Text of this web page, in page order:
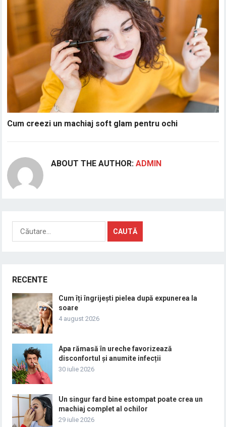
Cum creezi un machiaj soft glam pentru ochi
ABOUT THE AUTHOR:ADMIN
Caută
după:
RECENTE
Cum îți îngrijești pielea după expunerea la
soare
4 august 2026
Apa rămasă în ureche favorizează
disconfortul și anumite infecții
30 iulie 2026
Un singur fard bine estompat poate crea un
machiaj complet al ochilor
29 iulie 2026